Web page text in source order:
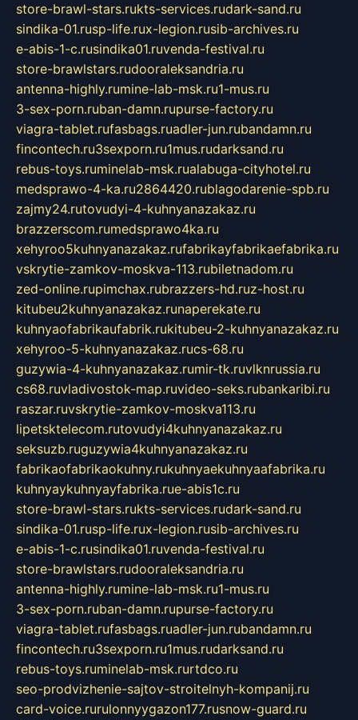
store-brawl-stars.rukts-services.rudark-sand.ru
sindika-01.rusp-life.rux-legion.rusib-archives.ru
e-abis-1-c.rusindika01.ruvenda-festival.ru
store-brawlstars.rudooraleksandria.ru
antenna-highly.rumine-lab-msk.ru1-mus.ru
3-sex-porn.ruban-damn.rupurse-factory.ru
viagra-tablet.rufasbags.ruadler-jun.rubandamn.ru
fincontech.ru3sexporn.ru1mus.rudarksand.ru
rebus-toys.ruminelab-msk.rualabuga-cityhotel.ru
medsprawo-4-ka.ru2864420.rublagodarenie-spb.ru
zajmy24.rutovudyi-4-kuhnyanazakaz.ru
brazzerscom.rumedsprawo4ka.ru
xehyroo5kuhnyanazakaz.rufabrikayfabrikaefabrika.ru
vskrytie-zamkov-moskva-113.rubiletnadom.ru
zed-online.rupimchax.rubrazzers-hd.ruz-host.ru
kitubeu2kuhnyanazakaz.runaperekate.ru
kuhnyaofabrikaufabrik.rukitubeu-2-kuhnyanazakaz.ru
xehyroo-5-kuhnyanazakaz.rucs-68.ru
guzywia-4-kuhnyanazakaz.rumir-tk.ruvlknrussia.ru
cs68.ruvladivostok-map.ruvideo-seks.rubankaribi.ru
raszar.ruvskrytie-zamkov-moskva113.ru
lipetsktelecom.rutovudyi4kuhnyanazakaz.ru
seksuzb.ruguzywia4kuhnyanazakaz.ru
fabrikaofabrikaokuhny.rukuhnyaekuhnyaafabrika.ru
kuhnyaykuhnyayfabrika.rue-abis1c.ru
store-brawl-stars.rukts-services.rudark-sand.ru
sindika-01.rusp-life.rux-legion.rusib-archives.ru
e-abis-1-c.rusindika01.ruvenda-festival.ru
store-brawlstars.rudooraleksandria.ru
antenna-highly.rumine-lab-msk.ru1-mus.ru
3-sex-porn.ruban-damn.rupurse-factory.ru
viagra-tablet.rufasbags.ruadler-jun.rubandamn.ru
fincontech.ru3sexporn.ru1mus.rudarksand.ru
rebus-toys.ruminelab-msk.rurtdco.ru
seo-prodvizhenie-sajtov-stroitelnyh-kompanij.ru
card-voice.rurulonnyygazon177.rusnow-guard.ru